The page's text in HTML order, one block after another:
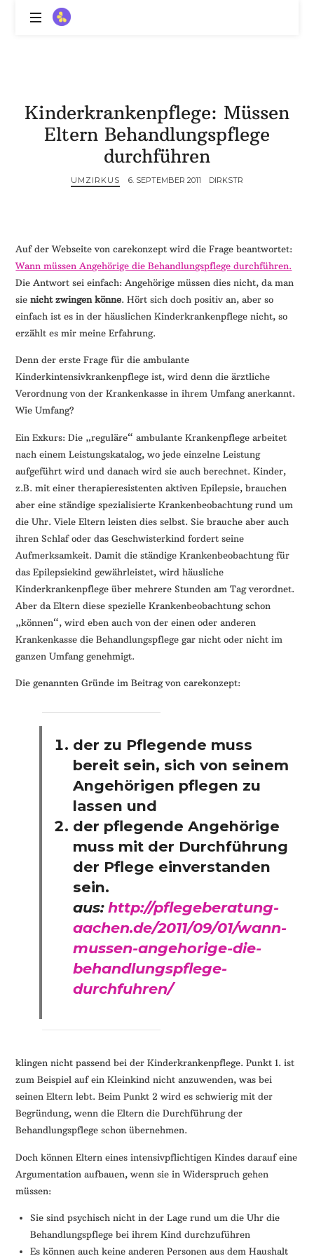
ZitronenBitter
mit
-
Scheitern,
Mut
und
Lächeln
Kinderkrankenpflege: Müssen
Eltern Behandlungspflege
durchführen
UMZIRKUS 6. SEPTEMBER 2011 DIRKSTR
Auf der Webseite von carekonzept wird die Frage beantwortet:
Wann müssen Angehörige die Behandlungspflege durchführen.
Die Antwort sei einfach: Angehörige müssen dies nicht, da man
sienicht zwingen könne. Hört sich doch positiv an, aber so
einfach ist es in der häuslichen Kinderkrankenpflege nicht, so
erzählt es mir meine Erfahrung.
Denn der erste Frage für die ambulante
Kinderkintensivkrankenpflege ist, wird denn die ärztliche
Verordnung von der Krankenkasse in ihrem Umfang anerkannt.
Wie Umfang?
Ein Exkurs: Die „reguläre“ ambulante Krankenpflege arbeitet
nach einem Leistungskatalog, wo jede einzelne Leistung
aufgeführt wird und danach wird sie auch berechnet. Kinder,
z.B. mit einer therapieresistenten aktiven Epilepsie, brauchen
aber eine ständige spezialisierte Krankenbeobachtung rund um
die Uhr. Viele Eltern leisten dies selbst. Sie brauche aber auch
ihren Schlaf oder das Geschwisterkind fordert seine
Aufmerksamkeit. Damit die ständige Krankenbeobachtung für
das Epilepsiekind gewährleistet, wird häusliche
Kinderkrankenpflege über mehrere Stunden am Tag verordnet.
Aber da Eltern diese spezielle Krankenbeobachtung schon
„können“, wird eben auch von der einen oder anderen
Krankenkasse die Behandlungspflege gar nicht oder nicht im
ganzen Umfang genehmigt.
Die genannten Gründe im Beitrag von carekonzept:
der zu Pflegende muss
bereit sein, sich von seinem
Angehörigen pflegen zu
lassen und
der pflegende Angehörige
muss mit der Durchführung
der Pflege einverstanden
sein.
aus: http://pflegeberatung-
aachen.de/2011/09/01/wann-
mussen-angehorige-die-
behandlungspflege-
durchfuhren/
klingen nicht passend bei der Kinderkrankenpflege. Punkt 1. ist
zum Beispiel auf ein Kleinkind nicht anzuwenden, was bei
seinen Eltern lebt. Beim Punkt 2 wird es schwierig mit der
Begründung, wenn die Eltern die Durchführung der
Behandlungspflege schon übernehmen.
Doch können Eltern eines intensivpflichtigen Kindes darauf eine
Argumentation aufbauen, wenn sie in Widerspruch gehen
müssen:
Sie sind psychisch nicht in der Lage rund um die Uhr die
Behandlungspflege bei ihrem Kind durchzuführen
Es können auch keine anderen Personen aus dem Haushalt